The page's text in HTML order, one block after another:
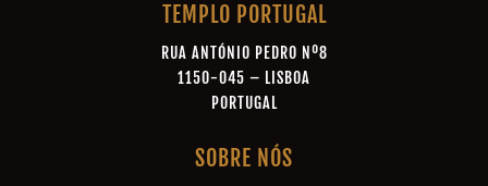
TEMPLO PORTUGAL
RUA ANTÓNIO PEDRO Nº8
1150-045 – LISBOA
PORTUGAL
SOBRE NÓS